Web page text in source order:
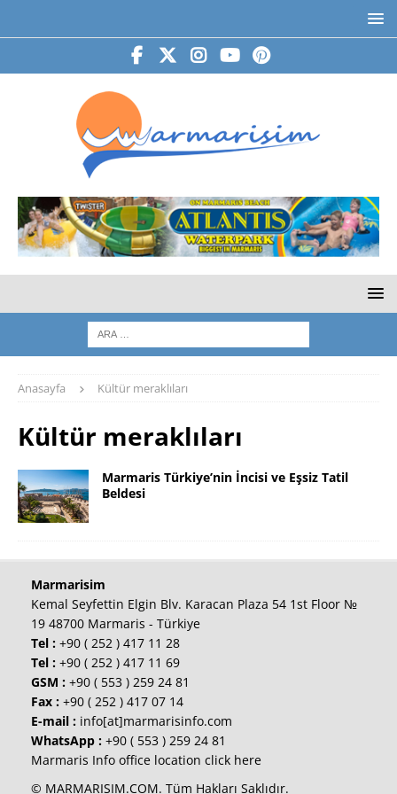
Anasayfa Kültür meraklıları
Kültür meraklıları
Marmaris Türkiye’nin İncisi ve Eşsiz Tatil
Beldesi
Marmarisim
Kemal Seyfettin Elgin Blv. Karacan Plaza 54 1st Floor №
19 48700 Marmaris - Türkiye
Tel : +90 ( 252 ) 417 11 28
Tel : +90 ( 252 ) 417 11 69
GSM : +90 ( 553 ) 259 24 81
Fax : +90 ( 252 ) 417 07 14
E-mail : info[at]marmarisinfo.com
WhatsApp : +90 ( 553 ) 259 24 81
Marmaris Info office location click here
© MARMARISIM.COM. Tüm Hakları Saklıdır.